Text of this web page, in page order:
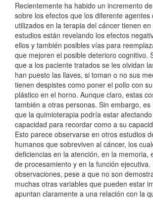
Recientemente ha habido un incremento
sobre los efectos que los diferente agentes
utilizados en la terapia del cáncer tienen
estudios están revelando los efectos
ellos y también posibles vías para
que mejoren el posible deterioro cognitivo.
que a los paciente tratados se les olvidan
han puesto las llaves, si toman o no sus
tienen despistes como poner el pollo con
plástico en el horno. Aunque claro, estas
también a otras personas. Sin embargo,
que la quimioterapia podría estar
capacidad para recordar como a su
Esto parece observarse en otros estudios
humanos que sobreviven al cáncer, los
deficiencias en la atención, en la memoria,
de procesamiento y en la función ejecutiva.
observaciones, pese a que no son
muchas otras variables que pueden estar
apuntan claramente a una relación con la